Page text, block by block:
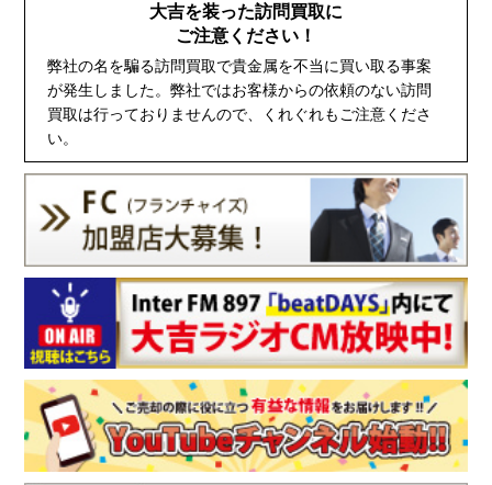
大吉を装った訪問買取に
ご注意ください！
弊社の名を騙る訪問買取で貴金属を不当に買い取る事案
が発生しました。弊社ではお客様からの依頼のない訪問
買取は行っておりませんので、くれぐれもご注意くださ
い。